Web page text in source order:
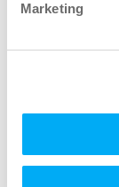
Marketing